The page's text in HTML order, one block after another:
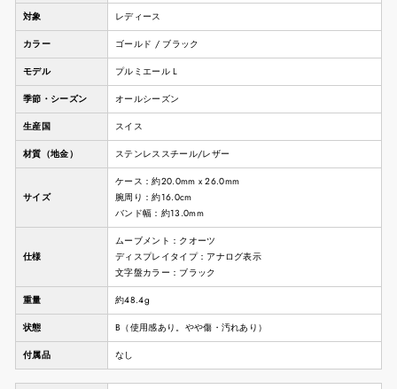
対象 レディース
カラー ゴールド / ブラック
モデル プルミエール L
季節・シーズン オールシーズン
生産国 スイス
材質（地金） ステンレススチール/レザー
サイズ
ケース：約20.0mm x 26.0mm
腕周り：約16.0cm
バンド幅：約13.0mm
仕様
ムーブメント：クオーツ
ディスプレイタイプ：アナログ表示
文字盤カラー：ブラック
重量 約48.4g
状態 B（使用感あり。やや傷・汚れあり）
付属品 なし